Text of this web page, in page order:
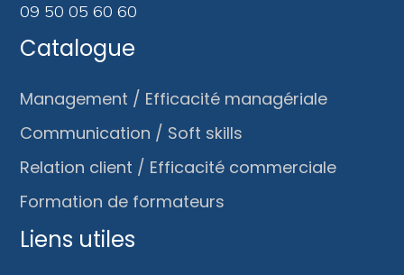
09 50 05 60 60
Catalogue
Management / Efficacité managériale
Communication / Soft skills
Relation client / Efficacité commerciale
Formation de formateurs
Liens utiles